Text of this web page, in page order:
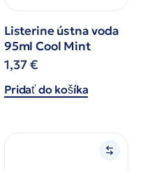
Listerine ústna voda
95ml Cool Mint
1,37€
Pridať do košíka